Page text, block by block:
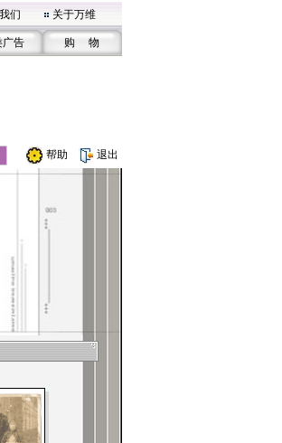
们 关于万维
广告 购 物
帮助 退出